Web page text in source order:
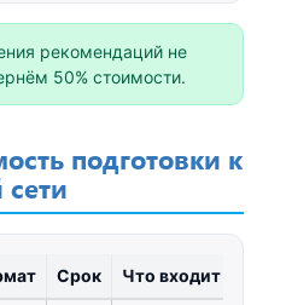
рекомендаций не
50% стоимости.
подготовки к
сети
Срок Что входит